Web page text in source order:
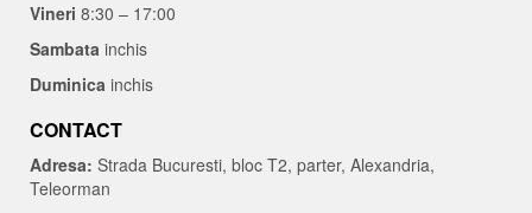
Vineri 8:30 – 17:00
Sambata inchis
Duminica inchis
CONTACT
Adresa: Strada Bucuresti, bloc T2, parter, Alexandria,
Teleorman